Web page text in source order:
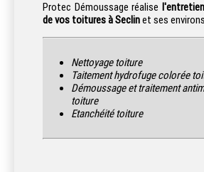
Protec Démoussage réalise l'entretien
de vos toitures à Seclinet ses environs
Nettoyage toiture
Taitement hydrofuge colorée
Démoussage et traitement antimousse
toiture
Etanchéité toiture